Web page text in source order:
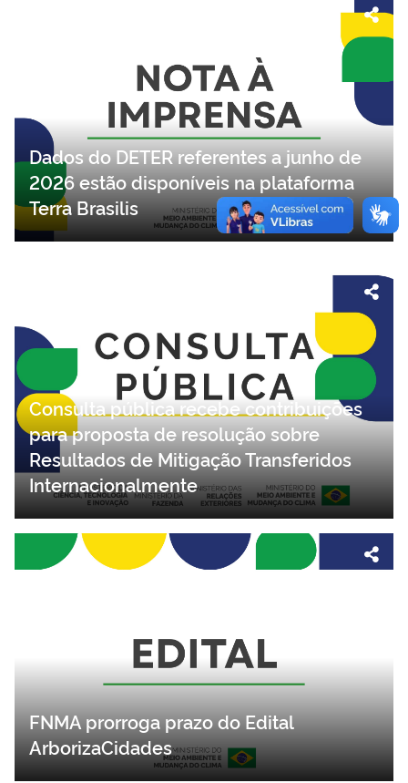
Dados do DETER referentes a junho de
2026 estão disponíveis na plataforma
Terra Brasilis
Consulta pública recebe contribuições
para proposta de resolução sobre
Resultados de Mitigação Transferidos
Internacionalmente
FNMA prorroga prazo do Edital
ArborizaCidades